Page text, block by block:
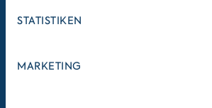
STATISTIKEN
MARKETING
von unseren Mitgliedern